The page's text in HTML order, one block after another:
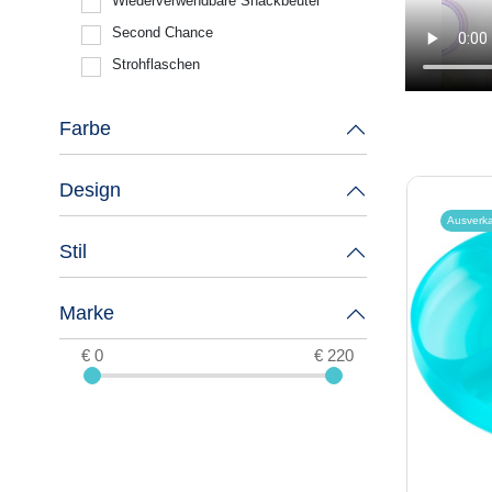
Second Chance
Strohflaschen
Farbe
Design
Stil
Marke
€ 0 € 220